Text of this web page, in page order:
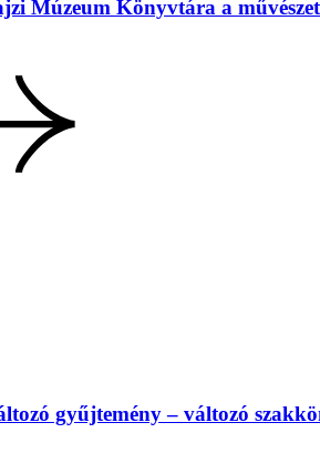
Múzeum Könyvtára a
gyűjtemény – változó